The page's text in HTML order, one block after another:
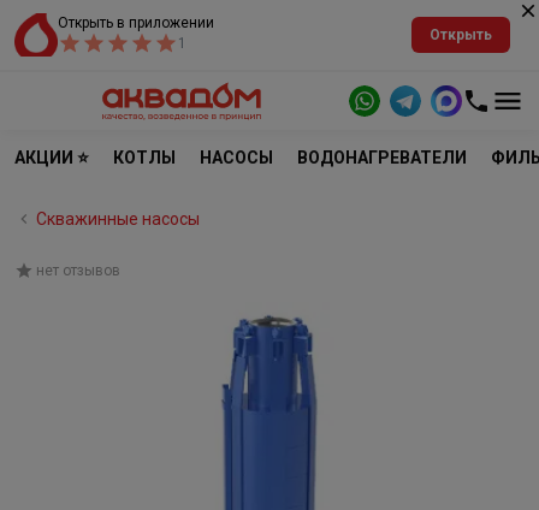
Открыть в приложении
1
Открыть
АКЦИИ ⭐ КОТЛЫ НАСОСЫ ВОДОНАГРЕВАТЕЛИ
Скважинные насосы
нет отзывов